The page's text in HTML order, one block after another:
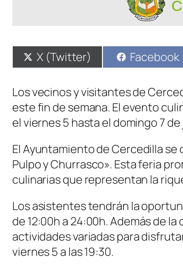
Compartir
en
X (Twitter) Compartir
en
Facebook
Los vecinos y visitantes de
este fin de semana. El evento
el viernes 5 hasta el domingo 7 de
El Ayuntamiento de Cercedilla se
Pulpo y Churrasco». Esta feria
culinarias que representan la
Los asistentes tendrán la
de 12:00h a 24:00h. Además de
actividades variadas para
viernes 5 a las 19:30.